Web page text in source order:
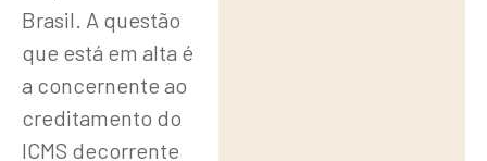
Marco no
Direito
Tributário
Brasileiro
Brasil. A questão
que está em alta é
a concernente ao
creditamento do
ICMS decorrente